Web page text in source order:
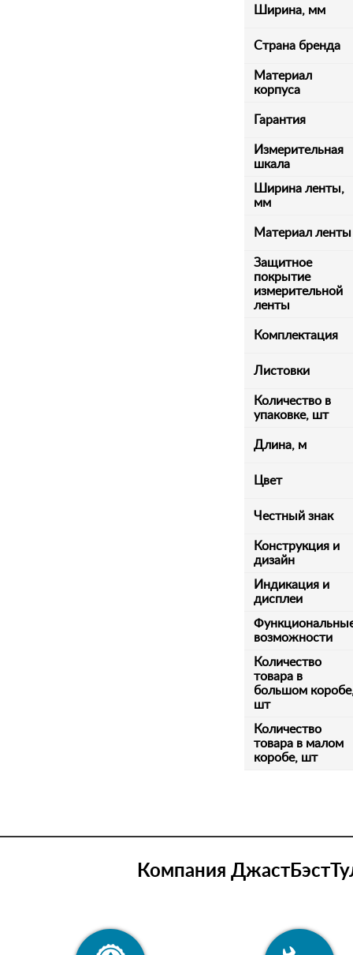
Ширина, мм
Страна бренда
Материал
корпуса
Гарантия
Измерительная
шкала
Ширина ленты,
мм
Материал ленты
Защитное
покрытие
измерительной
ленты
Комплектация
Листовки
Количество в
упаковке, шт
Длина, м
Цвет
Честный знак
Конструкция и
дизайн
Индикация и
дисплеи
возможности
Количество
товара в
большом
шт
Количество
товара в малом
коробе, шт
Компания